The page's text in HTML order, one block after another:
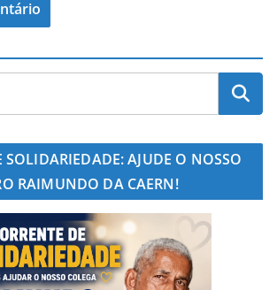
SOLIDARIEDADE: AJUDE O NOSSO
RAIMUNDO DA CAERN!